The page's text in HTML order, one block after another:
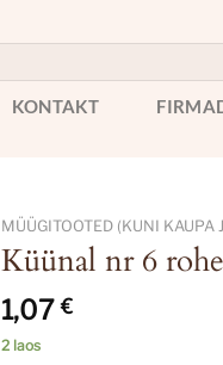
KONTAKT
MÜÜGITOOTED (KUNI KAUPA
Küünal nr 6
1,07€
2 laos